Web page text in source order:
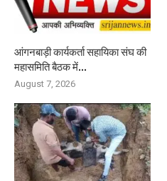
आंगनबाड़ी कार्यकर्ता सहायिका संघ की
महासमिति बैठक में...
August 7, 2026